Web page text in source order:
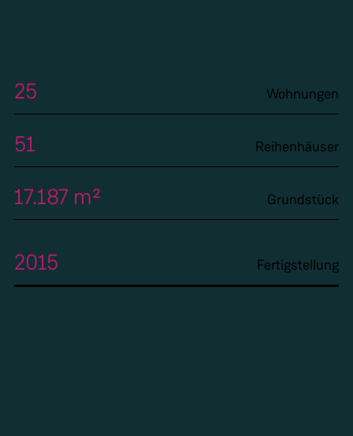
Wohnungen
25
Reihenhäuser
51
Grundstück
17.187 m²
Fertigstellung
2015